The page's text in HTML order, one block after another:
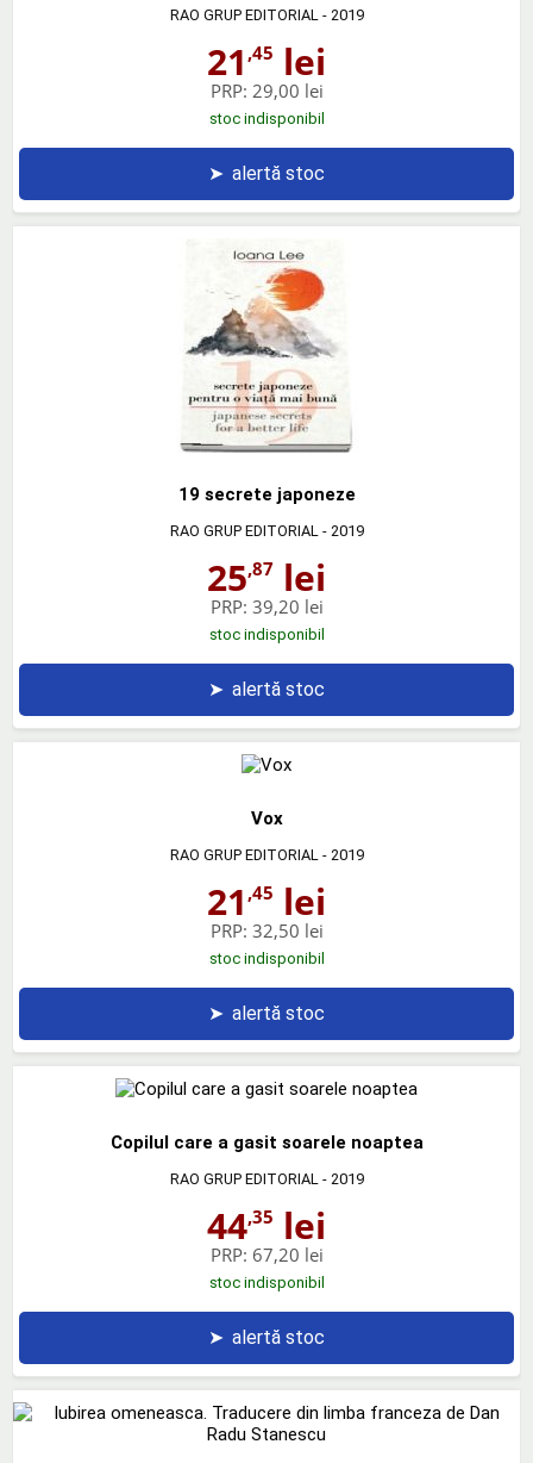
RAO GRUP EDITORIAL - 2019
21 ,45 lei
PRP: 29,00 lei
stoc indisponibil
➤ alertă stoc
19 secrete japoneze
RAO GRUP EDITORIAL - 2019
25,87 lei
PRP: 39,20 lei
stoc indisponibil
➤ alertă stoc
Vox
RAO GRUP EDITORIAL - 2019
21 ,45 lei
PRP: 32,50 lei
stoc indisponibil
➤ alertă stoc
Copilul care a gasit soarele noaptea
RAO GRUP EDITORIAL - 2019
44,35 lei
PRP: 67,20 lei
stoc indisponibil
➤ alertă stoc